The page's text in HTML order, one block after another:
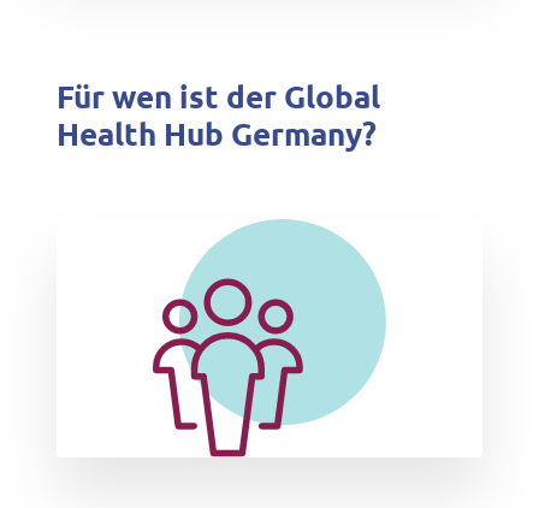
Für wen ist der Global
Health Hub Germany?